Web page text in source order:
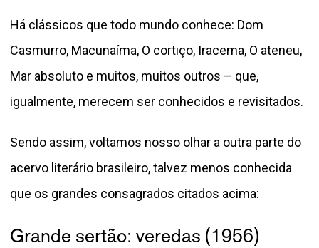
Há clássicos que todo mundo conhece: Dom
Casmurro, Macunaíma, O cortiço, Iracema, O ateneu,
Mar absoluto e muitos, muitos outros – que,
igualmente, merecem ser conhecidos e revisitados.
Sendo assim, voltamos nosso olhar a outra parte do
acervo literário brasileiro, talvez menos conhecida
que os grandes consagrados citados acima:
Grande sertão: veredas (1956)